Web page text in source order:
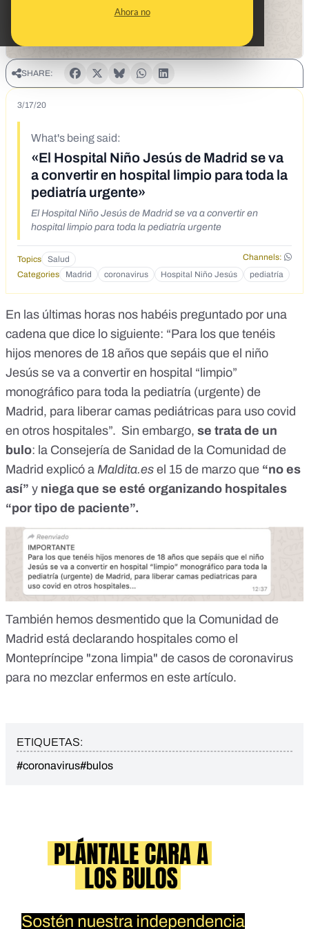
Ahora no
SHARE:
3/17/20
What's being said:
«El Hospital Niño Jesús de Madrid se va
a convertir en hospital limpio para toda la
pediatría urgente»
El Hospital Niño Jesús de Madrid se va a convertir en
hospital limpio para toda la pediatría urgente
Topics Salud
Channels:
Categories
Madrid coronavirus Hospital Niño Jesús pediatría
En las últimas horas nos habéis preguntado por una
cadena que dice lo siguiente: “Para los que tenéis
hijos menores de 18 años que sepáis que el niño
Jesús se va a convertir en hospital “limpio”
monográfico para toda la pediatría (urgente) de
Madrid, para liberar camas pediátricas para uso covid
en otros hospitales”. Sin embargo, se trata de un
bulo: la Consejería de Sanidad de la Comunidad de
Madrid explicó a Maldita.es el 15 de marzo que “no es
así” y niega que se esté organizando hospitales
“por tipo de paciente”.
También hemos desmentido que la Comunidad de
Madrid está declarando hospitales como el
Montepríncipe "zona limpia" de casos de coronavirus
para no mezclar enfermos en este artículo.
ETIQUETAS:
#coronavirus#bulos